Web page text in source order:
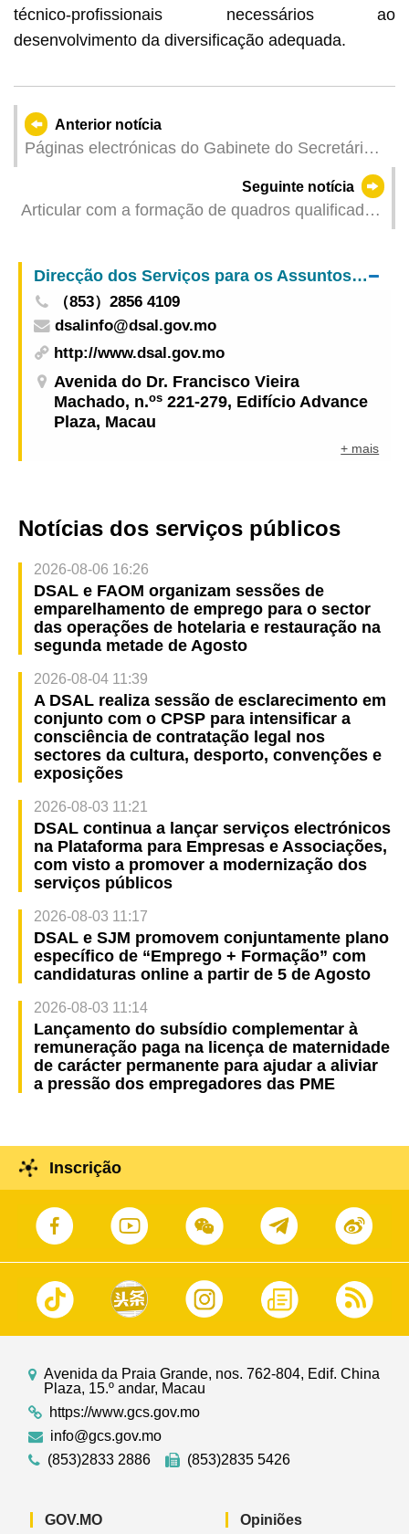
técnico-profissionais necessários ao
desenvolvimento da diversificação adequada.
Anterior notícia
Páginas electrónicas do Gabinete do Secretário
voltam a funcionar com normalidadeSeguinte notícia
Articular com a formação de quadros qualificados
providenciar dois planos de estágio específico
facultando 90 vagas
Direcção dos Serviços para os Assuntos Laborais
（853）2856 4109
dsalinfo@dsal.gov.mo
http://www.dsal.gov.mo
Avenida do Dr. Francisco Vieira
Machado, n.os 221-279, Edifício Advance
Plaza, Macau
+ mais
Notícias dos serviços públicos
2026-08-06 16:26
DSAL e FAOM organizam sessões de
emparelhamento de emprego para o sector
das operações de hotelaria e restauração na
segunda metade de Agosto
2026-08-04 11:39
A DSAL realiza sessão de esclarecimento em
conjunto com o CPSP para intensificar a
consciência de contratação legal nos
sectores da cultura, desporto, convenções e
exposições
2026-08-03 11:21
DSAL continua a lançar serviços electrónicos
na Plataforma para Empresas e Associações,
com visto a promover a modernização dos
serviços públicos
2026-08-03 11:17
DSAL e SJM promovem conjuntamente plano
específico de “Emprego + Formação” com
candidaturas online a partir de 5 de Agosto
2026-08-03 11:14
Lançamento do subsídio complementar à
remuneração paga na licença de maternidade
de carácter permanente para ajudar a aliviar
a pressão dos empregadores das PME
Inscrição
Avenida da Praia Grande, nos. 762-804, Edif. China
Plaza, 15.º andar, Macau
https://www.gcs.gov.mo
info@gcs.gov.mo
(853)2833 2886
(853)2835 5426
GOV.MO Opiniões